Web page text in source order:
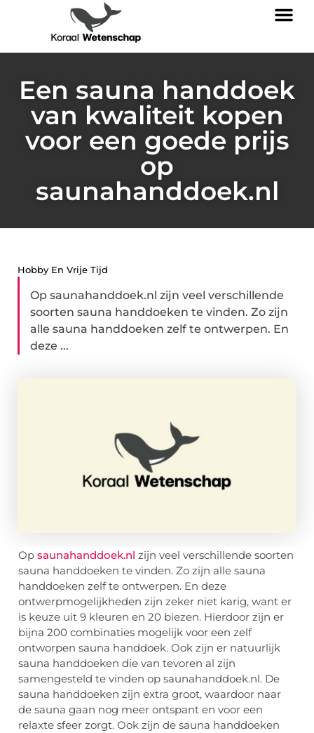
Een sauna handdoek
van kwaliteit kopen
voor een goede prijs
op
saunahanddoek.nl
Hobby En Vrije Tijd
Op saunahanddoek.nl zijn veel verschillende
soorten sauna handdoeken te vinden. Zo zijn
alle sauna handdoeken zelf te ontwerpen. En
deze ...
Op saunahanddoek.nl zijn veel verschillende soorten
sauna handdoeken te vinden. Zo zijn alle sauna
handdoeken zelf te ontwerpen. En deze
ontwerpmogelijkheden zijn zeker niet karig, want er
is keuze uit 9 kleuren en 20 biezen. Hierdoor zijn er
bijna 200 combinaties mogelijk voor een zelf
ontworpen sauna handdoek. Ook zijn er natuurlijk
sauna handdoeken die van tevoren al zijn
samengesteld te vinden op saunahanddoek.nl. De
sauna handdoeken zijn extra groot, waardoor naar
de sauna gaan nog meer ontspant en voor een
relaxte sfeer zorgt. Ook zijn de sauna handdoeken